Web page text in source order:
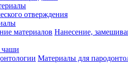
отверждения
Нанесение,
чаши
Материалы для